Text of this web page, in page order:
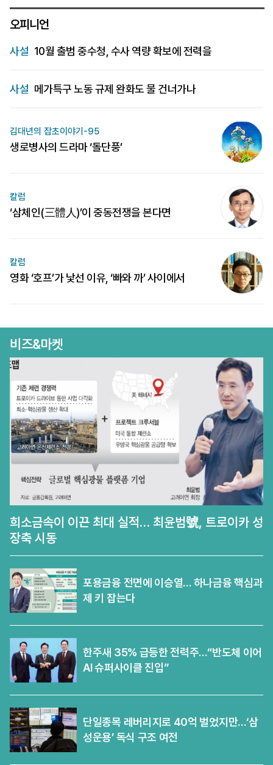
오피니언
사설 10월 출범 중수청, 수사 역량 확보에 전력을
사설 메가특구 노동 규제 완화도 물 건너가나
김대년의 잡초이야기-95
생로병사의 드라마 ‘돌단풍’
칼럼
‘삼체인(三體人)’이 중동전쟁을 본다면
칼럼
영화 ‘호프’가 낯선 이유, ‘빠와 까’ 사이에서
비즈&마켓
희소금속이 이끈 최대 실적… 최윤범號, 트로이카 성
장축 시동
포용금융 전면에 이승열… 하나금융 핵심과
제 키 잡는다
한주새 35% 급등한 전력주…“반도체 이어
AI 슈퍼사이클 진입”
단일종목 레버리지로 40억 벌었지만…‘삼
성운용’ 독식 구조 여전